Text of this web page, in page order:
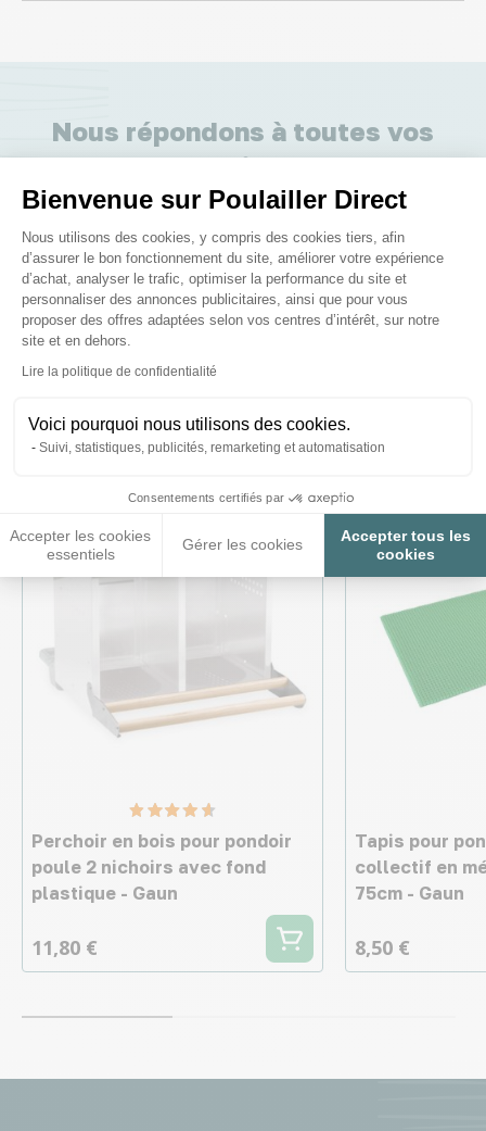
Bienvenue sur Poulailler Direct
Plateforme de Gestion du
Nous utilisons des cookies, y compris des cookies tiers, afin
d’assurer le bon fonctionnement du site, améliorer votre expérience
d’achat, analyser le trafic, optimiser la performance du site et
personnaliser des annonces publicitaires, ainsi que pour vous
proposer des offres adaptées selon vos centres d’intérêt, sur notre
site et en dehors.
Lire la politique de confidentialité
Voici pourquoi nous utilisons des cookies.
Suivi, statistiques, publicités, remarketing et automatisation
Consentements certifiés par
Accepter les cookies
essentiels
Gérer les cookies
Accepter tous les
cookies
Axeptio consent
Nous répondons à toutes vos
questions ;)
Posez-nous vos questions
intéresser
Perchoir en bois pour pondoir
poule 2 nichoirs avec fond
plastique - Gaun
11,80 €
Tapis pour
collectif en
75cm - Gaun
8,50 €